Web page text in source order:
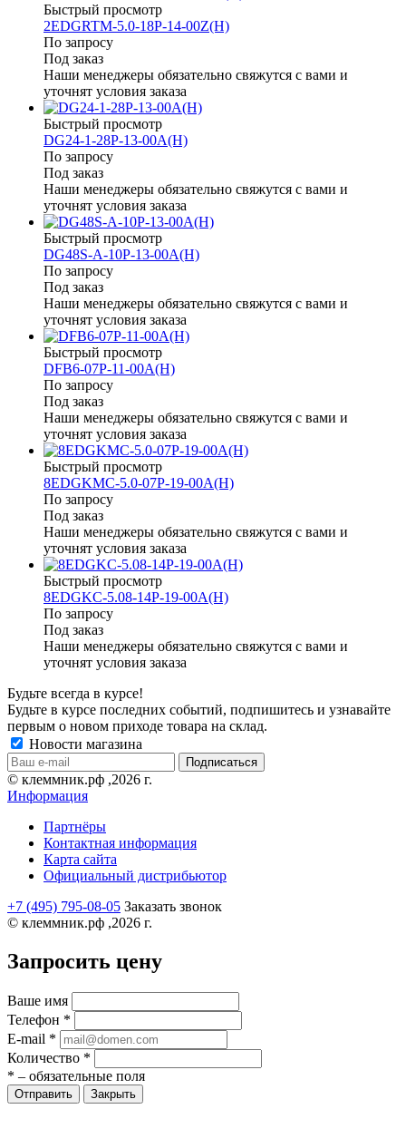
Быстрый просмотр
2EDGRTM-5.0-18P-14-00Z(H)
По запросу
Под заказ
Наши менеджеры обязательно свяжутся с вами и
уточнят условия заказа
Быстрый просмотр
DG24-1-28P-13-00A(H)
По запросу
Под заказ
Наши менеджеры обязательно свяжутся с вами и
уточнят условия заказа
Быстрый просмотр
DG48S-A-10P-13-00A(H)
По запросу
Под заказ
Наши менеджеры обязательно свяжутся с вами и
уточнят условия заказа
Быстрый просмотр
DFB6-07P-11-00A(H)
По запросу
Под заказ
Наши менеджеры обязательно свяжутся с вами и
уточнят условия заказа
Быстрый просмотр
8EDGKMC-5.0-07P-19-00A(H)
По запросу
Под заказ
Наши менеджеры обязательно свяжутся с вами и
уточнят условия заказа
Быстрый просмотр
8EDGKC-5.08-14P-19-00A(H)
По запросу
Под заказ
Наши менеджеры обязательно свяжутся с вами и
уточнят условия заказа
Будьте всегда в курсе!
Будьте в курсе последних событий, подпишитесь и узнавайте
первым о новом приходе товара на склад.
Новости магазина
© клеммник.рф ,2026 г.
Информация
Партнёры
Контактная информация
Карта сайта
Официальный дистрибьютор
+7 (495) 795-08-05 Заказать звонок
© клеммник.рф ,2026 г.
Запросить цену
Ваше имя
Телефон *
E-mail *
Количество *
* – обязательные поля
Закрыть